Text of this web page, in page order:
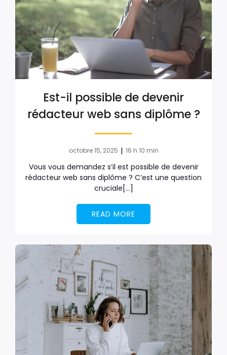
Est-il possible de devenir
rédacteur web sans diplôme ?
octobre 15, 2025 | 16 h 10 min
Vous vous demandez s’il est possible de devenir
rédacteur web sans diplôme ? C’est une question
cruciale[…]
READ MORE